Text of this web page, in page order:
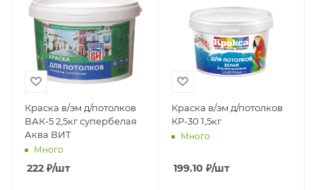
Краска в/эм д/потолков
ВАК-5 2,5кг супербелая
Аква ВИТ
Много
222 ₽/шт
Краска в/эм д/потолков
КР-30 1,5кг
Много
199.10 ₽/шт